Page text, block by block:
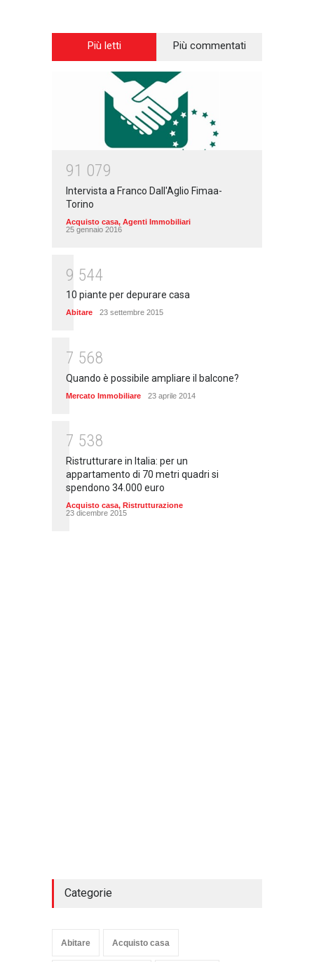
Più letti Più commentati
91 079
Intervista a Franco Dall'Aglio Fimaa-
Torino
Acquisto casa, Agenti Immobiliari
25 gennaio 2016
9 544
10 piante per depurare casa
Abitare 23 settembre 2015
7 568
Quando è possibile ampliare il balcone?
Mercato Immobiliare 23 aprile 2014
7 538
Ristrutturare in Italia: per un
appartamento di 70 metri quadri si
spendono 34.000 euro
Acquisto casa, Ristrutturazione
23 dicembre 2015
Categorie
Abitare Acquisto casa